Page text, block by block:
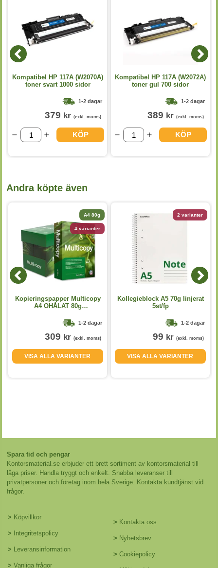
Kompatibel HP 117A (W2070A)
toner svart 1000 sidor
1-2 dagar
379 kr (exkl. moms)
KÖP
Kompatibel HP 117A (W2072A)
toner gul 700 sidor
1-2 dagar
389 kr (exkl. moms)
KÖP
Andra köpte även
A4 80g
4 varianter
Kopieringspapper Multicopy
A4 OHÅLAT 80g
1-2 dagar
309 kr (exkl. moms)
VISA ALLA VARIANTER
2 varianter
Kollegieblock A5 70g linjerat
5st/fp
1-2 dagar
99 kr (exkl. moms)
VISA ALLA VARIANTER
Spara tid och pengar
Kontorsmaterial.se erbjuder ett brett sortiment av kontorsmaterial till
låga priser. Handla tryggt och enkelt. Snabba leveranser till
privatpersoner och företag inom hela Sverige. Kontakta kundtjänst vid
frågor.
> Köpvillkor
> Integritetspolicy
> Leveransinformation
> Vanliga frågor
> Kontakta oss
> Nyhetsbrev
> Cookiepolicy